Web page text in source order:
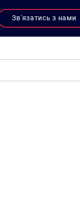
Зв'язатись з нами